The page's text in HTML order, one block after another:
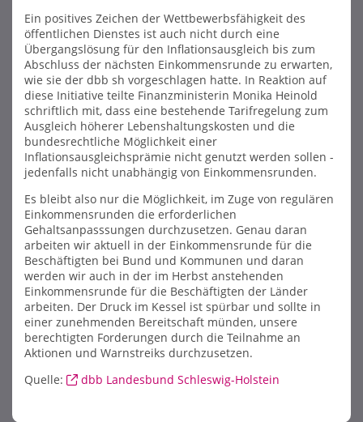
Ein positives Zeichen der Wettbewerbsfähigkeit des
öffentlichen Dienstes ist auch nicht durch eine
Übergangslösung für den Inflationsausgleich bis zum
Abschluss der nächsten Einkommensrunde zu erwarten,
wie sie der dbb sh vorgeschlagen hatte. In Reaktion auf
diese Initiative teilte Finanzministerin Monika Heinold
schriftlich mit, dass eine bestehende Tarifregelung zum
Ausgleich höherer Lebenshaltungskosten und die
bundesrechtliche Möglichkeit einer
Inflationsausgleichsprämie nicht genutzt werden sollen -
jedenfalls nicht unabhängig von Einkommensrunden.
Es bleibt also nur die Möglichkeit, im Zuge von regulären
Einkommensrunden die erforderlichen
Gehaltsanpasssungen durchzusetzen. Genau daran
arbeiten wir aktuell in der Einkommensrunde für die
Beschäftigten bei Bund und Kommunen und daran
werden wir auch in der im Herbst anstehenden
Einkommensrunde für die Beschäftigten der Länder
arbeiten. Der Druck im Kessel ist spürbar und sollte in
einer zunehmenden Bereitschaft münden, unsere
berechtigten Forderungen durch die Teilnahme an
Aktionen und Warnstreiks durchzusetzen.
Quelle:
dbb Landesbund Schleswig-Holstein